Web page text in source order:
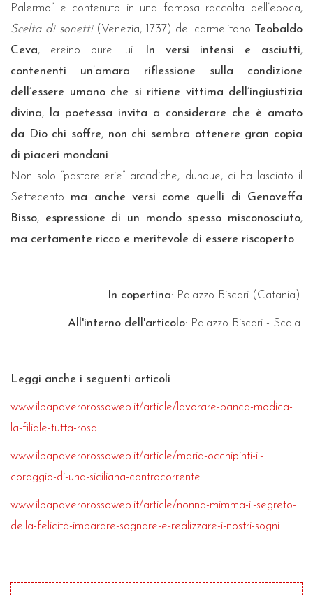
Palermo” e contenuto in una famosa raccolta dell’epoca,
Scelta di sonetti (Venezia, 1737) del carmelitano Teobaldo
Ceva, ereino pure lui. In versi intensi e asciutti,
contenenti un’amara riflessione sulla condizione
dell’essere umano che si ritiene vittima dell’ingiustizia
divina,
la poetessa invita a considerare che è amato
da Dio chi soffre, non chi sembra ottenere gran copia
di piaceri mondani.
Non solo “pastorellerie” arcadiche, dunque, ci ha lasciato il
Settecento ma anche versi come quelli di Genoveffa
Bisso, espressione di un mondo spesso misconosciuto,
ma certamente ricco e meritevole di essere riscoperto.
In copertina: Palazzo Biscari (Catania).
All'interno dell'articolo: Palazzo Biscari - Scala.
Leggi anche i seguenti articoli
www.ilpapaverorossoweb.it/article/lavorare-banca-modica-
la-filiale-tutta-rosa
www.ilpapaverorossoweb.it/article/maria-occhipinti-il-
coraggio-di-una-siciliana-controcorrente
www.ilpapaverorossoweb.it/article/nonna-mimma-il-segreto-
della-felicità-imparare-sognare-e-realizzare-i-nostri-sogni